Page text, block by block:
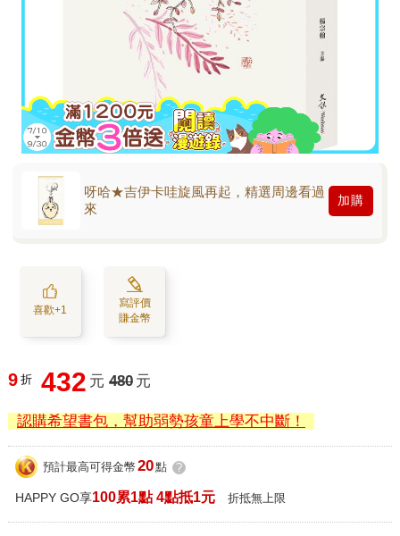
呀哈★吉伊卡哇旋風再起，精選周邊看過
來
加購
喜歡+1
寫評價
賺金幣
9 折 432 元 480 元
認購希望書包，幫助弱勢孩童上學不中斷！
預計最高可得金幣 20點 ?
HAPPY GO享100累1點 4點抵1元 折抵無上限